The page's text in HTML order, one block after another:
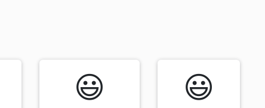
😃️ 😃️